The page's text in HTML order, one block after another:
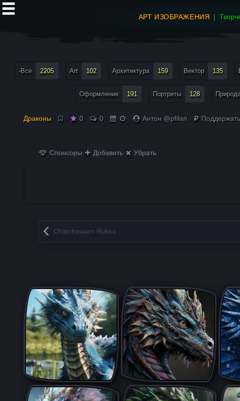
АРТ ИЗОБРАЖЕНИЯ
-Все 2205 Art 102 Архитектура 159 Вектор 135
Оформление 191 Портреты 128
Драконы 0 0 Антон @pfilan Поддержать
Спонсоры Добавить Убрать
Запись навигация
Chatchawarn Ruksa